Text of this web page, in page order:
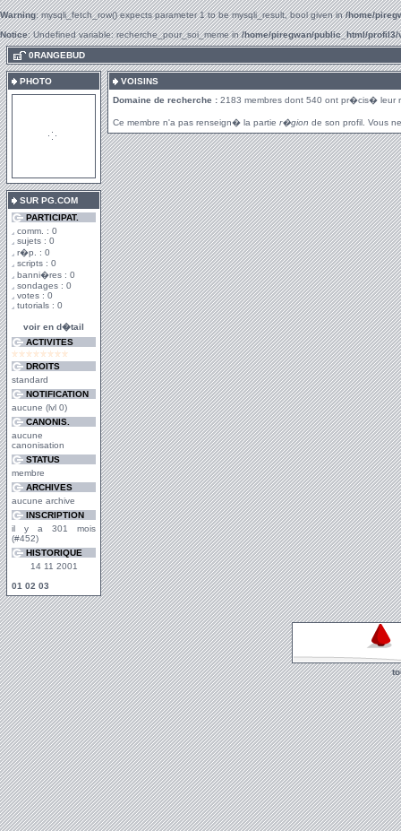
Warning: mysqli_fetch_row() expects parameter 1 to be mysqli_result, bool given in/home/
Notice: Undefined variable: recherche_pour_soi_meme in/home/piregwan/public_html/
0RANGEBUD
PHOTO
SUR PG.COM
PARTICIPAT.
comm. : 0
sujets : 0
r�p. : 0
scripts : 0
banni�res : 0
sondages : 0
votes : 0
tutorials : 0
voir en d�tail
ACTIVITES
DROITS
standard
NOTIFICATION
aucune (lvl 0)
CANONIS.
aucune
canonisation
STATUS
membre
ARCHIVES
aucune archive
INSCRIPTION
il y a 301 mois
(#452)
HISTORIQUE
14 11 2001
01 02 03
VOISINS
Domaine de recherche : 2183 membres dont 540 ont pr�cis� leur
Ce membre n'a pas renseign� la partie r�gion de son profil. Vous